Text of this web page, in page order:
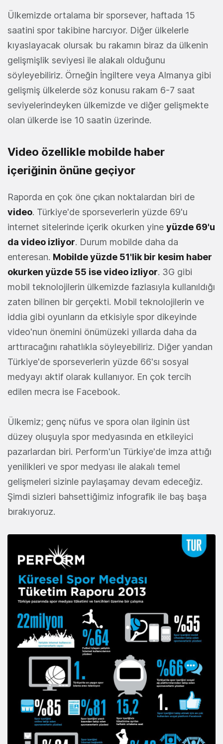
Ülkemizde ortalama bir sporsever, haftada 15
saatini spor takibine harcıyor. Diğer ülkelerle
kıyaslayacak olursak bu rakamın biraz da ülkenin
gelişmişlik seviyesi ile alakalı olduğunu
söyleyebiliriz. Örneğin İngiltere veya Almanya gibi
gelişmiş ülkelerde söz konusu rakam 6-7 saat
seviyelerindeyken ülkemizde ve diğer gelişmekte
olan ülkerde ise 10 saatin üzerinde.
Video özellikle mobilde haber
içeriğinin önüne geçiyor
Raporda en çok öne çıkan noktalardan biri de
video. Türkiye'de sporseverlerin yüzde 69'u
internet sitelerinde içerik okurken yine yüzde 69'u
da video izliyor. Durum mobilde daha da
enteresan. Mobilde yüzde 51'lik bir kesim haber
okurken yüzde 55 ise video izliyor. 3G gibi
mobil teknolojilerin ülkemizde fazlasıyla kullanıldığı
zaten bilinen bir gerçekti. Mobil teknolojilerin ve
iddia gibi oyunların da etkisiyle spor dikeyinde
video'nun önemini önümüzeki yıllarda daha da
arttıracağını rahatlıkla söyleyebiliriz. Diğer yandan
Türkiye'de sporseverlerin yüzde 66'sı sosyal
medyayı aktif olarak kullanıyor. En çok tercih
edilen mecra ise Facebook.
Ülkemiz; genç nüfus ve spora olan ilginin üst
düzey oluşuyla spor medyasında en etkileyici
pazarlardan biri. Perform'un Türkiye'de imza attığı
yenilikleri ve spor medyası ile alakalı temel
gelişmeleri sizinle paylaşamay devam edeceğiz.
Şimdi sizleri bahsettiğimiz infografik ile baş başa
bırakıyoruz.